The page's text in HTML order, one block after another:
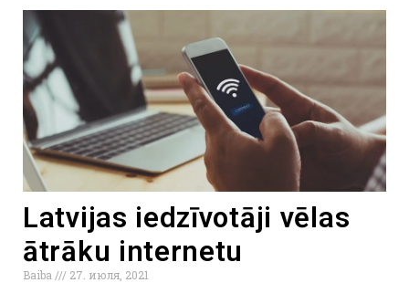
Latvijas iedzīvotāji vēlas
ātrāku internetu
Baiba
27. июля, 2021